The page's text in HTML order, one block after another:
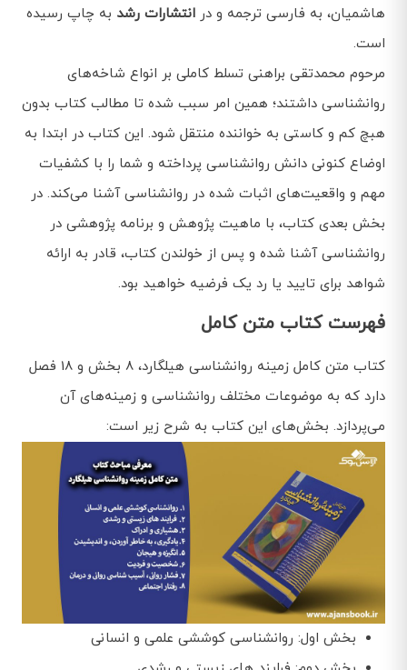
هاشمیان، به فارسی ترجمه و در انتشارات رشد به چاپ رسیده
است.
مرحوم محمدتقی براهنی تسلط کاملی بر انواع شاخه‌های
روانشناسی داشتند؛ همین امر سبب شده تا مطالب کتاب بدون
هبچ کم و کاستی به خواننده منتقل شود. این کتاب در ابتدا به
اوضاع کنونی دانش روانشناسی پرداخته و شما را با کشفیات
مهم و واقعيت‌های اثبات شده در روانشناسی آشنا می‌کند. در
بخش بعدی کتاب، با ماهیت پژوهش و برنامه پژوهشی در
روانشناسی آشنا شده و پس از خولندن کتاب، قادر به ارائه
شواهد برای تایید یا رد یک فرضیه خواهید بود.
فهرست کتاب متن کامل
کتاب متن کامل زمینه روانشناسی هیلگارد، 8 بخش و 18 فصل
دارد که به موضوعات مختلف روانشناسی و زمینه‌های آن
می‌پردازد. بخش‌های این کتاب به شرح زیر است:
بخش اول: روانشناسی کوششی علمی و انسانی